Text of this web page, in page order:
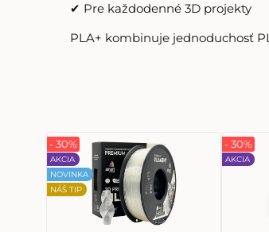
✔ Pre každodenné 3D projekty
PLA+ kombinuje jednoduchosť
AKCIA
NOVINKA
NÁŠ TIP
- 30%
AKCIA
- 30%